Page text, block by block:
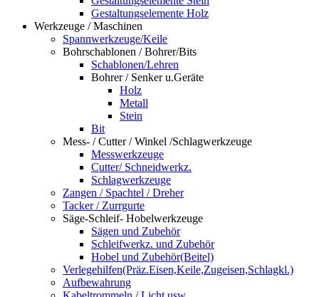
Gestaltungselemente Holz
Werkzeuge / Maschinen
Spannwerkzeuge/Keile
Bohrschablonen / Bohrer/Bits
Schablonen/Lehren
Bohrer / Senker u.Geräte
Holz
Metall
Stein
Bit
Mess- / Cutter / Winkel /Schlagwerkzeuge
Messwerkzeuge
Cutter/ Schneidwerkz.
Schlagwerkzeuge
Zangen / Spachtel / Dreher
Tacker / Zurrgurte
Säge-Schleif- Hobelwerkzeuge
Sägen und Zubehör
Schleifwerkz. und Zubehör
Hobel und Zubehör(Beitel)
Verlegehilfen(Präz.Eisen,Keile,Zugeisen,Schlagkl.)
Aufbewahrung